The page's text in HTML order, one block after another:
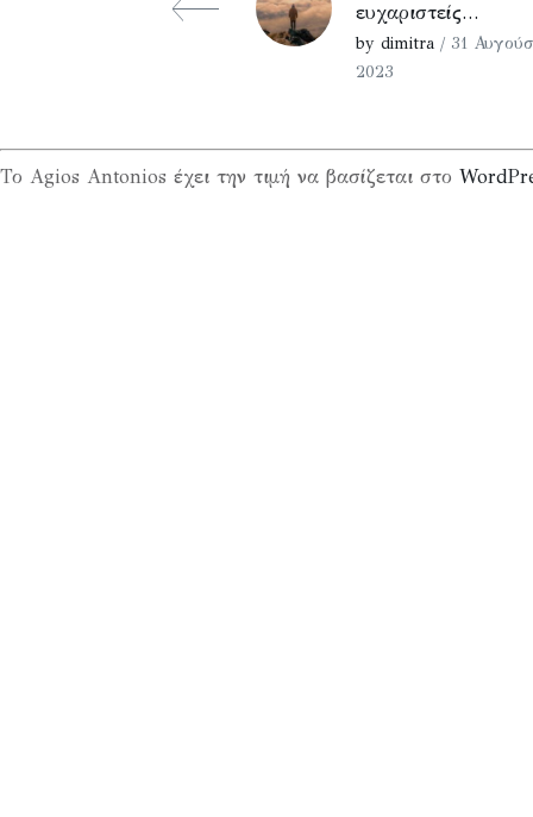
ευχαριστείς…
by dimitra / 31
2023
Το Agios Antonios έχει την τιμή να βασίζεται στο